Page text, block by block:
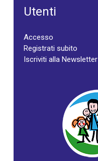
Utenti
Accesso
Registrati subito
Iscriviti alla Newsletter